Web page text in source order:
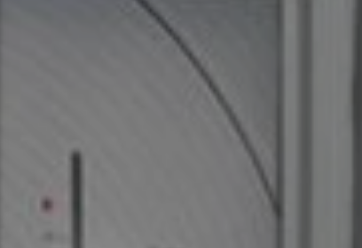
SEÑALES A CIELO